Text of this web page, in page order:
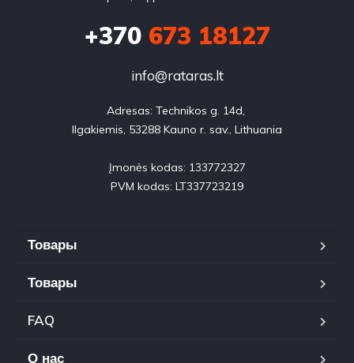
+370673 18127
info@rataras.lt
Adresas: Technikos g. 14d,
Ilgakiemis, 53288 Kauno r. sav., Lithuania
Įmonės kodas: 133772327
PVM kodas: LT337723219
Товары
Товары
FAQ
О нас